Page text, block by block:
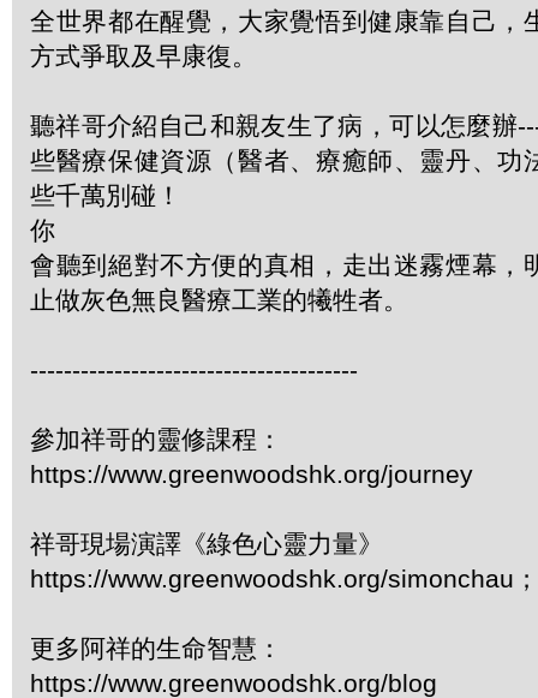
全世界都在醒覺，大家覺悟到健康靠自己，
方式爭取及早康復。
聽祥哥介紹自己和親友生了病，可以怎麼辦
些醫療保健資源（醫者、療癒師、靈丹、功
些千萬別碰！
你
會聽到絕對不方便的真相，走出迷霧煙幕，
止做灰色無良醫療工業的犧牲者。
---------------------------------------
參加祥哥的靈修課程：
https://www.greenwoodshk.org/journey
祥哥現場演譯《綠色心靈力量》
https://www.greenwoodshk.org/simonchau
更多阿祥的生命智慧：
https://www.greenwoodshk.org/blog